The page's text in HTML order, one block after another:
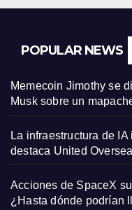
POPULAR NEWS
Memecoin Jimothy se
Musk sobre un
La infraestructura de
destaca United
Acciones de SpaceX
¿Hasta dónde podrían